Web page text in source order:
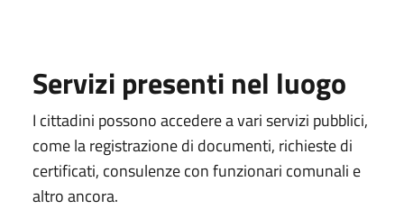
Servizi presenti nel luogo
I cittadini possono accedere a vari servizi pubblici,
come la registrazione di documenti, richieste di
certificati, consulenze con funzionari comunali e
altro ancora.